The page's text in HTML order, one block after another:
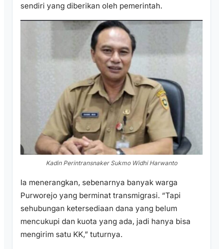
sendiri yang diberikan oleh pemerintah.
Kadin Perintransnaker Sukmo Widhi Harwanto
Ia menerangkan, sebenarnya banyak warga
Purworejo yang berminat transmigrasi. “Tapi
sehubungan ketersediaan dana yang belum
mencukupi dan kuota yang ada, jadi hanya bisa
mengirim satu KK,” tuturnya.